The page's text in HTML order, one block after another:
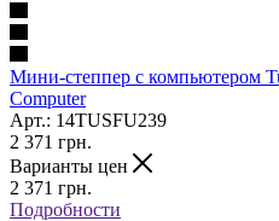
Мини-степпер с компьютером
Computer
Арт.: 14TUSFU239
2 371 грн.
Варианты цен
2 371 грн.
Подробности